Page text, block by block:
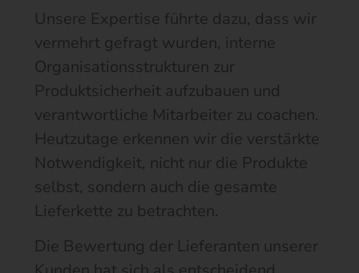
Unsere Expertise führte dazu, dass wir
vermehrt gefragt wurden, interne
Organisationsstrukturen zur
Produktsicherheit aufzubauen und
verantwortliche Mitarbeiter zu coachen.
Heutzutage erkennen wir die verstärkte
Notwendigkeit, nicht nur die Produkte
selbst, sondern auch die gesamte
Lieferkette zu betrachten.
Die Bewertung der Lieferanten unserer